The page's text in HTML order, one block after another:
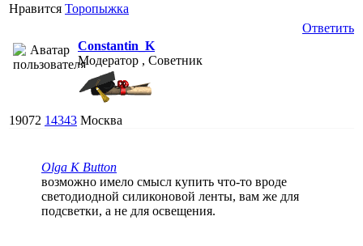
Нравится Торопыжка
Ответить
Constantin_K
Модератор , Советник
19072 14343 Москва
Olga K Button
возможно имело смысл купить что-то вроде
светодиодной силиконовой ленты, вам же для
подсветки, а не для освещения.